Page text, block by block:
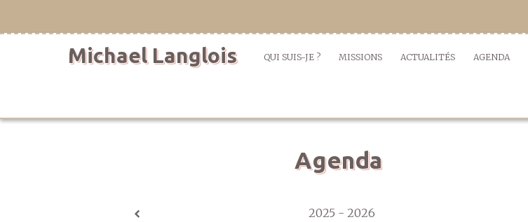
Michael Langlois QUI SUIS-JE ? MISSIONS ACTUALITÉS AGENDA
Agenda
2025 - 2026